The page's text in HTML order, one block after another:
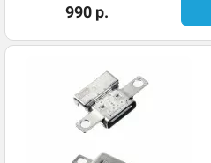
990 р.